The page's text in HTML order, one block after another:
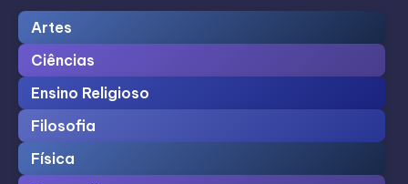
Artes
Ciências
Ensino Religioso
Filosofia
Física